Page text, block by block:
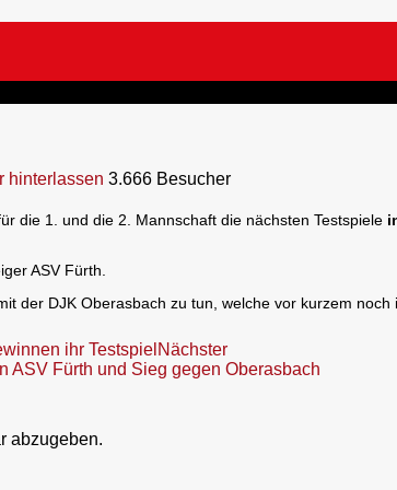
hinterlassen 3.666 Besucher
die 1. und die 2. Mannschaft die nächsten Testspiele
ASV Fürth.
der DJK Oberasbach zu tun, welche vor kurzem noch
ihr Testspiel Nächster
ASV Fürth und Sieg gegen Oberasbach
abzugeben.